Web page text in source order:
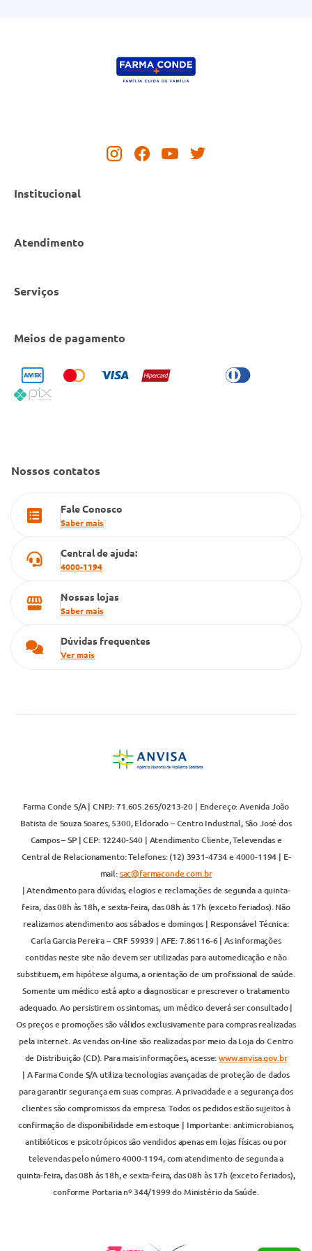
Institucional
Cobre Oferta
Código de Conduta
Atendimento
Política de Privacidade
Política de Reembolso
Serviços
Bulário Anvisa
Condeclin
Convênio Conlife
Cartão Grupo Conde
Meios de pagamento
Nossos contatos
Fale Conosco
Saber mais
Central de ajuda:
4000-1194
Nossas lojas
Saber mais
Dúvidas frequentes
Ver mais
Farma Conde S/A | CNPJ: 71.605.265/0213-20 | Endereço: Avenida João
Batista de Souza Soares, 5300, Eldorado – Centro Industrial, São José dos
Campos – SP | CEP: 12240-540 | Atendimento Cliente, Televendas e
Central de Relacionamento: Telefones: (12) 3931-4734 e 4000-1194 | E-
mail:sac@farmaconde.com.br
| Atendimento para dúvidas, elogios e reclamações de segunda a quinta-
feira, das 08h às 18h, e sexta-feira, das 08h às 17h (exceto feriados). Não
realizamos atendimento aos sábados e domingos | Responsável Técnica:
Carla Garcia Pereira – CRF 59939 | AFE: 7.86116-6 | As informações
contidas neste site não devem ser utilizadas para automedicação e não
substituem, em hipótese alguma, a orientação de um profissional de saúde.
Somente um médico está apto a diagnosticar e prescrever o tratamento
adequado. Ao persistirem os sintomas, um médico deverá ser consultado |
Os preços e promoções são válidos exclusivamente para compras realizadas
pela internet. As vendas on-line são realizadas por meio da Loja do Centro
de Distribuição (CD). Para mais informações, acesse:www.anvisa.gov.br
| A Farma Conde S/A utiliza tecnologias avançadas de proteção de dados
para garantir segurança em suas compras. A privacidade e a segurança dos
clientes são compromissos da empresa. Todos os pedidos estão sujeitos à
confirmação de disponibilidade em estoque | Importante: antimicrobianos,
antibióticos e psicotrópicos são vendidos apenas em lojas físicas ou por
televendas pelo número 4000-1194, com atendimento de segunda a
quinta-feira, das 08h às 18h, e sexta-feira, das 08h às 17h (exceto feriados),
conforme Portaria nº 344/1999 do Ministério da Saúde.